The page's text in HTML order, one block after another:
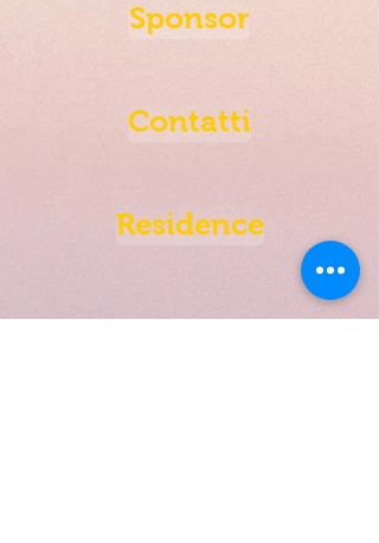
Sponsor
Contatti
Residence